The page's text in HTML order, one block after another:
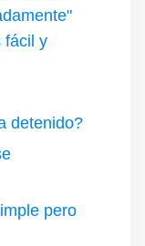
fácil y
detenido?
pero